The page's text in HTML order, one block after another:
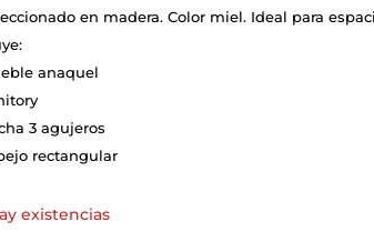
en madera. Color miel. Ideal para
anaquel
3 agujeros
rectangular
existencias